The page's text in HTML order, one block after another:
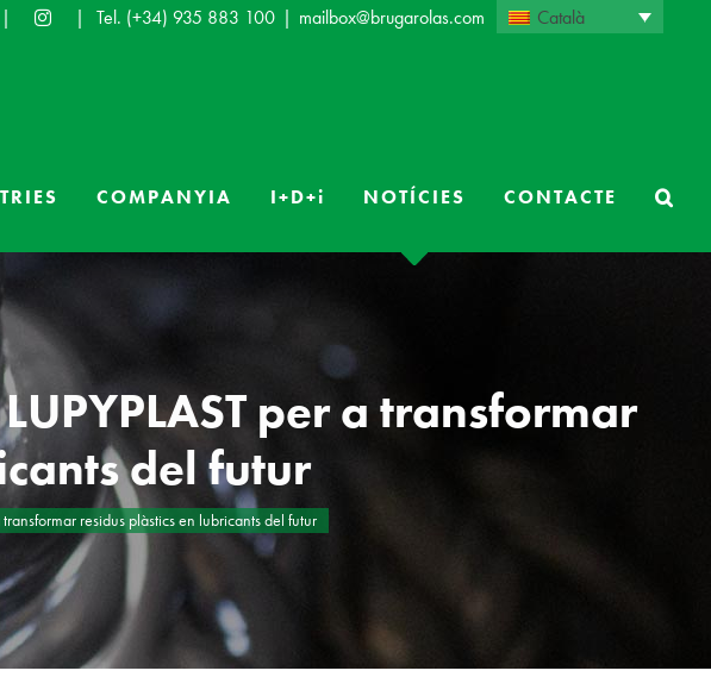
Català
| | Tel. (+34) 935 883 100 | mailbox@brugarolas.com
COMPANYIA I+D+i NOTÍCIES CONTACTE
per a transformar
del futur
residus plàstics en lubricants del futur